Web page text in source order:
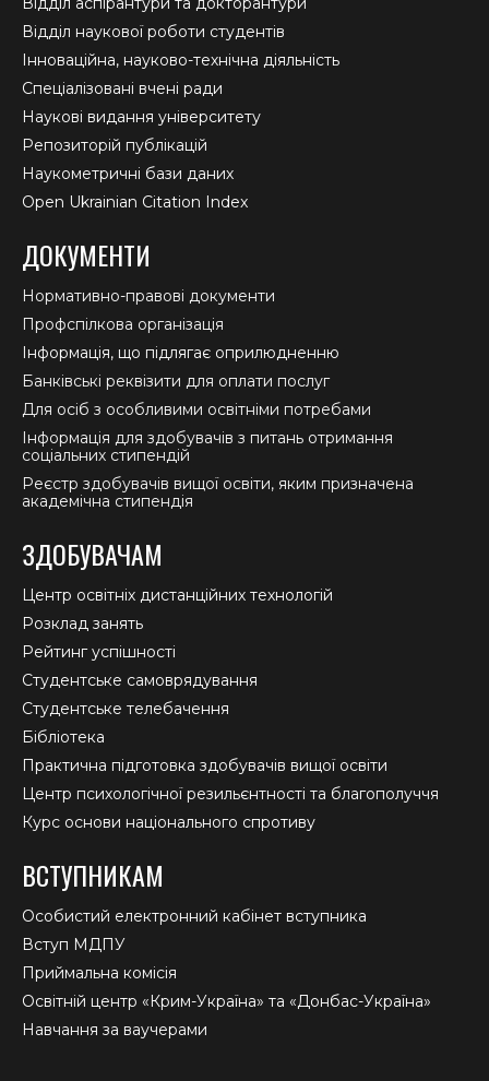
Відділ наукової роботи студентів
Інноваційна, науково-технічна діяльність
Спеціалізовані вчені ради
Наукові видання університету
Репозиторій публікацій
Наукометричні бази даних
Open Ukrainian Citation Index
ДОКУМЕНТИ
Нормативно-правові документи
Профспілкова організація
Інформація, що підлягає оприлюдненню
Банківські реквізити для оплати послуг
Для осіб з особливими освітніми потребами
Інформація для здобувачів з питань отримання
соціальних стипендій
Реєстр здобувачів вищої освіти, яким призначена
академічна стипендія
ЗДОБУВАЧАМ
Центр освітніх дистанційних технологій
Розклад занять
Рейтинг успішності
Студентське самоврядування
Студентське телебачення
Бібліотека
Практична підготовка здобувачів вищої освіти
Центр психологічної резильєнтності та благополуччя
Курс основи національного спротиву
ВСТУПНИКАМ
Особистий електронний кабінет вступника
Вступ МДПУ
Приймальна комісія
Освітній центр «Крим-Україна» та «Донбас-Україна»
Навчання за ваучерами